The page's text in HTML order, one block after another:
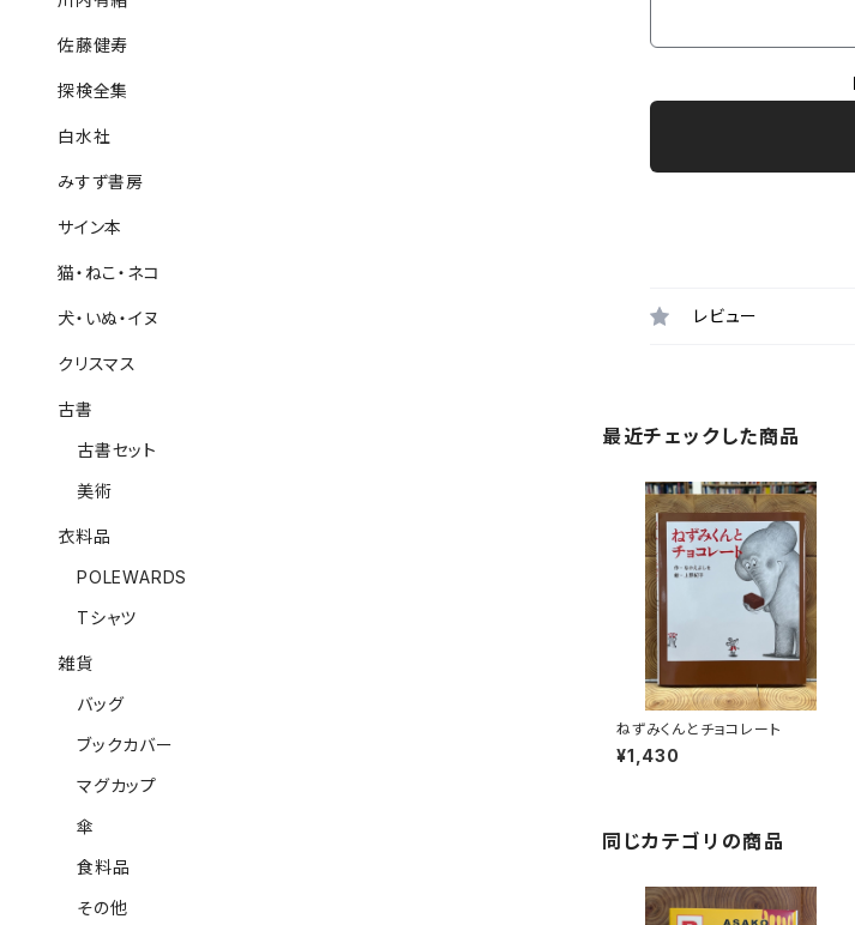
レビュー
最近チェックした商品
ねずみくんとチョコレート
¥1,430
同じカテゴリの商品
佐藤健寿
探検全集
白水社
みすず書房
サイン本
猫・ねこ・ネコ
犬・いぬ・イヌ
クリスマス
古書
古書セット
美術
衣料品
POLEWARDS
Tシャツ
雑貨
バッグ
ブックカバー
マグカップ
傘
食料品
その他